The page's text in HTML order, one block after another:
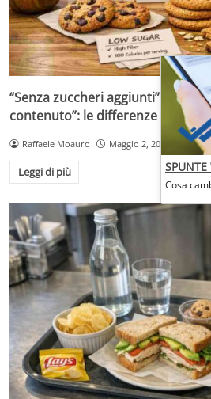
“Senza zuccheri aggiunti”,
contenuto”: le differenze che
Raffaele Moauro Maggio 2, 2026
Leggi di più SPUNTE
Cosa